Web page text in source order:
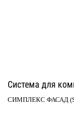
Система для
СИМПЛЕКС ФАСАД